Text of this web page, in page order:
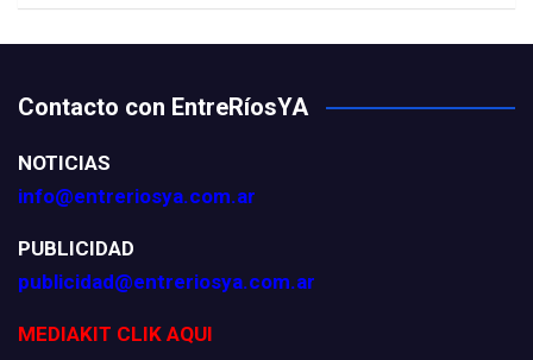
Contacto con EntreRíosYA
NOTICIAS
info@entreriosya.com.ar
PUBLICIDAD
publicidad@entreriosya.com.ar
MEDIAKIT CLIK AQUI